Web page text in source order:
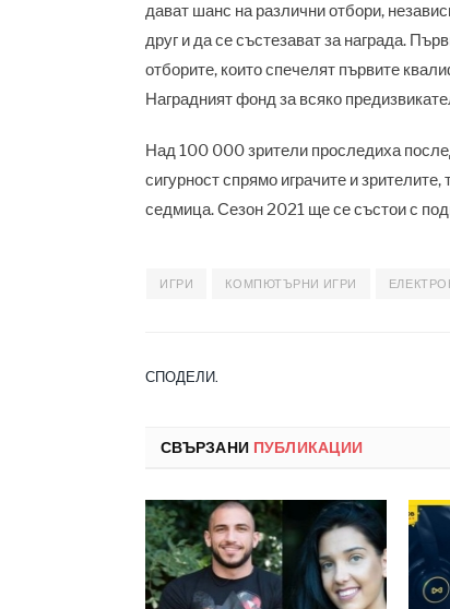
дават шанс на различни отбори,
друг и да се състезават за награда.
отборите, които спечелят първите
Наградният фонд за всяко
Над 100 000 зрители проследиха
сигурност спрямо играчите и
седмица. Сезон 2021 ще се състои с
ИГРИ КОМПЮТЪРНИ ИГРИ
СПОДЕЛИ.
СВЪРЗАНИ ПУБЛИКАЦИИ